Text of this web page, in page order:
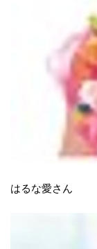
はるな愛さん